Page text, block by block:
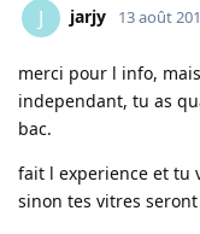
J jarjy 13 août
merci pour l info,
independant, tu as
bac.
fait l experience et tu
sinon tes vitres